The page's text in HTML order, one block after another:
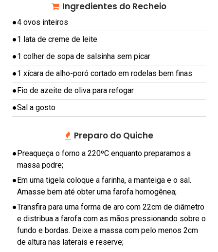
C
H
E
E
S
E
C
A
K
C
O
M
E
S
A
U
Ingredientes do Recheio
●4 ovos inteiros
●1 lata de creme de leite
●1 colher de sopa de salsinha sem picar
●1 xícara de alho-poró cortado em rodelas bem finas
● Fio de azeite de oliva para refogar
●Sal a gosto
Preparo do Quiche
● Preaqueça o forno a 220ºC enquanto preparamos a
massa podre;
● Em uma tigela coloque a farinha, a manteiga e o sal.
Amasse bem até obter uma farofa homogênea;
●Transfira para uma forma de aro com 22cm de diâmetro
e distribua a farofa com as mãos pressionando sobre o
fundo e bordas. Deixe a massa com pelo menos 2cm
de altura nas laterais e reserve;